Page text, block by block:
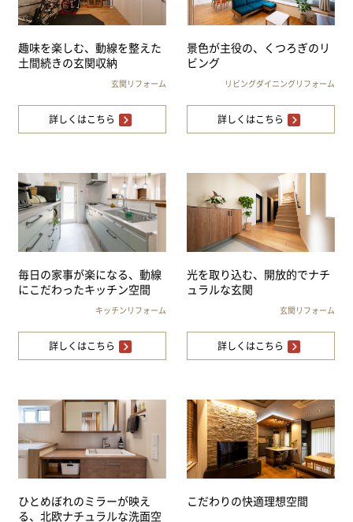
趣味を楽しむ、動線を整えた
土間続きの玄関収納
玄関リフォーム
詳しくはこちら
景色が主役の、くつろぎのリ
ビング
リビングダイニングリフォーム
詳しくはこちら
毎日の家事が楽になる、動線
にこだわったキッチン空間
キッチンリフォーム
詳しくはこちら
光を取り込む、開放的でナチ
ュラルな玄関
玄関リフォーム
詳しくはこちら
ひとめぼれのミラーが映え
る、北欧ナチュラルな洗面空
こだわりの快適理想空間